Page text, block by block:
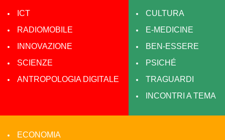
ICT
RADIOMOBILE
INNOVAZIONE
SCIENZE
ANTROPOLOGIA DIGITALE
CULTURA
E-MEDICINE
BEN-ESSERE
PSICHÉ
TRAGUARDI
INCONTRI A TEMA
ECONOMIA